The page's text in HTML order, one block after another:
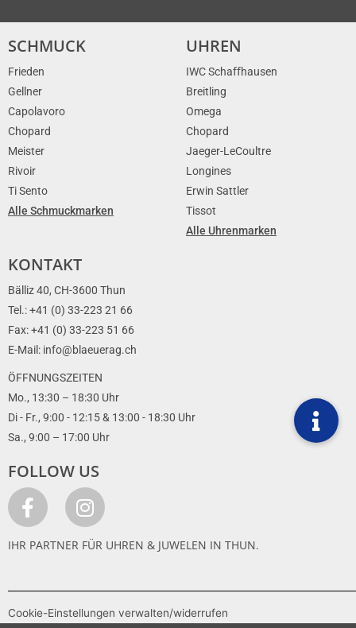
SCHMUCK
Frieden
Gellner
Capolavoro
Chopard
Meister
Rivoir
Ti Sento
Alle Schmuckmarken
UHREN
IWC Schaffhausen
Breitling
Omega
Chopard
Jaeger-LeCoultre
Longines
Erwin Sattler
Tissot
Alle Uhrenmarken
KONTAKT
Bälliz 40, CH-3600 Thun
Tel.: +41 (0) 33-223 21 66
Fax: +41 (0) 33-223 51 66
E-Mail: info@blaeuerag.ch
ÖFFNUNGSZEITEN
Mo., 13:30 – 18:30 Uhr
Di - Fr., 9:00 - 12:15 & 13:00 - 18:30 Uhr
Sa., 9:00 – 17:00 Uhr
FOLLOW US
IHR PARTNER FÜR UHREN & JUWELEN IN THUN.
Cookie-Einstellungen verwalten/widerrufen